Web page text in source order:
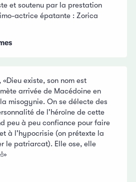
et soutenu par la prestation
actrice épatante : Zorica
existe, son nom est
arrivée de Macédoine en
misogynie. On se délecte des
de l'héroïne de cette
peu à peu confiance pour faire
à l'hypocrisie (on prétexte la
le patriarcat). Elle ose, elle